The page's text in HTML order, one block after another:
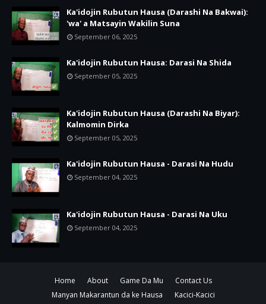
Ka'idojin Rubutun Hausa (Darashi Na Bakwai):
'wa' a Matsayin Wakilin Suna
September 06, 2025
Ka'idojin Rubutun Hausa: Darasi Na Shida
September 05, 2025
Ka'idojin Rubutun Hausa (Darashi Na Biyar):
Kalmomin Dirka
September 05, 2025
Ka'idojin Rubutun Hausa - Darasi Na Hudu
September 04, 2025
Ka'idojin Rubutun Hausa - Darasi Na Uku
September 04, 2025
Home About Game Da Mu
Contact Us
Manyan Makarantun da ke Hausa
Kacici-Kacici